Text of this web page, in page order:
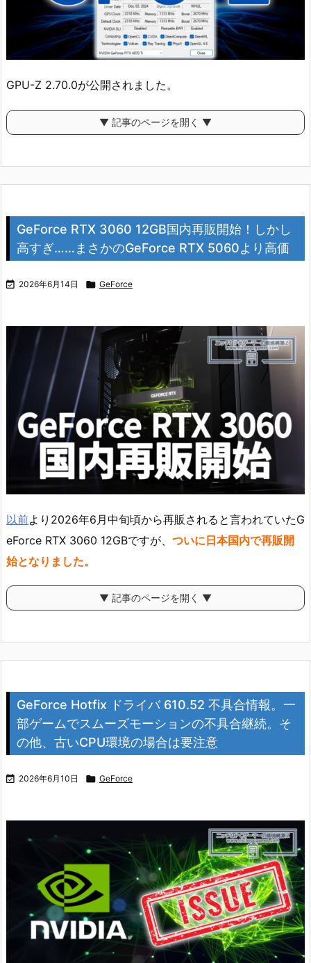
GPU-Z 2.70.0が公開されました。
▼ 記事のページを開く ▼
GeForce RTX 3060 12GB国内再販開始！しかし
高すぎ……まさかのGeForce RTX 5060より高価
 2026年6月14日  GeForce
以前より2026年6月中旬頃から再販されると言われていたG
eForce RTX 3060 12GBですが、 ついに日本国内で再販開
始となりました。
▼ 記事のページを開く ▼
GeForce Hotfix ドライバ 610.52 不具合情報。一
部ゲームでスムーズモーションの不具合継続。そ
の他、古いCPU環境の場合は要注意
 2026年6月10日  GeForce